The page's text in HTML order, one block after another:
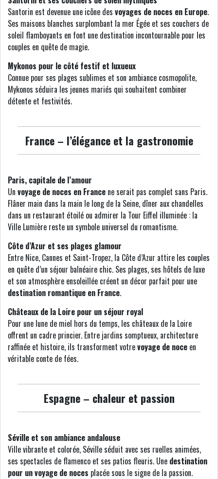
Santorin est devenue une icône des voyages de noces en Europe.
Ses maisons blanches surplombant la mer Égée et ses couchers de
soleil flamboyants en font une destination incontournable pour les
couples en quête de magie.
Mykonos pour le côté festif et luxueux
Connue pour ses plages sublimes et son ambiance cosmopolite,
Mykonos séduira les jeunes mariés qui souhaitent combiner
détente et festivités.
France – l’élégance et la gastronomie
Paris, capitale de l’amour
Un voyage de noces en France ne serait pas complet sans Paris.
Flâner main dans la main le long de la Seine, dîner aux chandelles
dans un restaurant étoilé ou admirer la Tour Eiffel illuminée : la
Ville Lumière reste un symbole universel du romantisme.
Côte d’Azur et ses plages glamour
Entre Nice, Cannes et Saint-Tropez, la Côte d’Azur attire les couples
en quête d’un séjour balnéaire chic. Ses plages, ses hôtels de luxe
et son atmosphère ensoleillée créent un décor parfait pour une
destination romantique en France.
Châteaux de la Loire pour un séjour royal
Pour une lune de miel hors du temps, les châteaux de la Loire
offrent un cadre princier. Entre jardins somptueux, architecture
raffinée et histoire, ils transforment votrevoyage de noce en
véritable conte de fées.
Espagne – chaleur et passion
Séville et son ambiance andalouse
Ville vibrante et colorée, Séville séduit avec ses ruelles animées,
ses spectacles de flamenco et ses patios fleuris. Une destination
pour un voyage de noces placée sous le signe de la passion.